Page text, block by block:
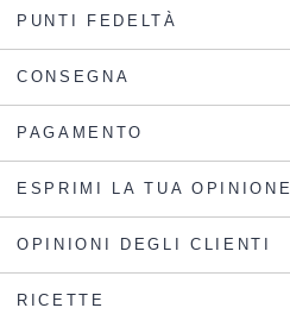
PUNTI FEDELTÀ
CONSEGNA
PAGAMENTO
ESPRIMI LA TUA OPINIONE
OPINIONI DEGLI CLIENTI
RICETTE